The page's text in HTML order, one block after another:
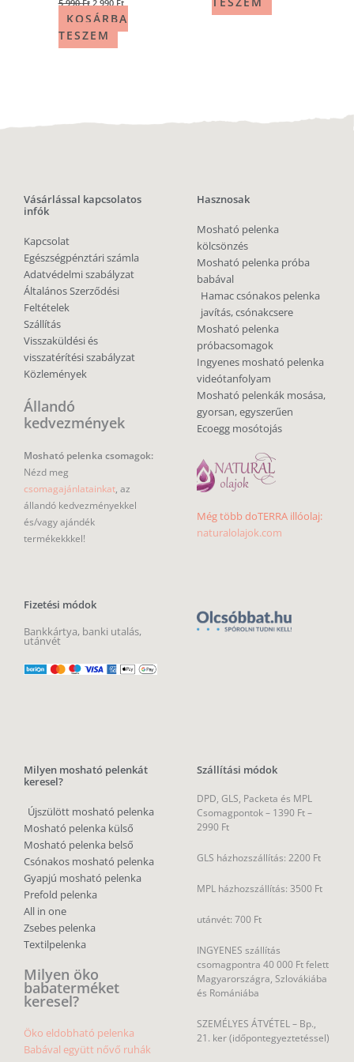
5 990Ft 2 990Ft
KOSÁRBA
TESZEM
Vásárlással kapcsolatos
infók
Kapcsolat
Egészségpénztári számla
Adatvédelmi szabályzat
Általános Szerződési
Feltételek
Szállítás
Visszaküldési és
visszatérítési szabályzat
Közlemények
Állandó
kedvezmények
Mosható pelenka csomagok:
Nézd meg
csomagajánlatainkat, az
állandó kedvezményekkel
és/vagy ajándék
termékekkkel!
Fizetési módok
Bankkártya, banki utalás,
utánvét
Hasznosak
Mosható pelenka
kölcsönzés
Mosható pelenka próba
babával
Hamac csónakos pelenka
javítás, csónakcsere
Mosható pelenka
próbacsomagok
Ingyenes mosható pelenka
videótanfolyam
Mosható pelenkák mosása,
gyorsan, egyszerűen
Ecoegg mosótojás
Még több doTERRA illóolaj:
naturalolajok.com
Milyen mosható pelenkát
keresel?
Újszülött mosható pelenka
Mosható pelenka külső
Mosható pelenka belső
Csónakos mosható pelenka
Gyapjú mosható pelenka
Prefold pelenka
All in one
Zsebes pelenka
Textilpelenka
Milyen öko
babaterméket
keresel?
Öko eldobható pelenka
Babával együtt nővő ruhák
Szállítási módok
DPD, GLS, Packeta és MPL
Csomagpontok – 1390 Ft –
2990 Ft
GLS házhozszállítás: 2200 Ft
MPL házhozszállítás: 3500 Ft
utánvét: 700 Ft
INGYENES szállítás
csomagpontra 40 000 Ft felett
Magyarországra, Szlovákiába
és Romániába
SZEMÉLYES ÁTVÉTEL – Bp.,
21. ker (időpontegyeztetéssel)